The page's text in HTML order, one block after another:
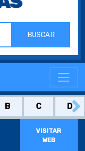
BUSCAR
B C D
VISITAR
WEB